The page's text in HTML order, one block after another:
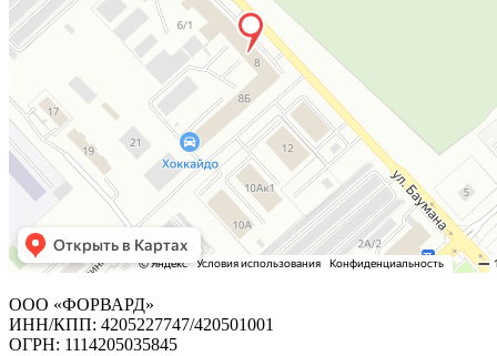
ООО «ФОРВАРД»
ИНН/КПП: 4205227747/420501001
ОГРН: 1114205035845